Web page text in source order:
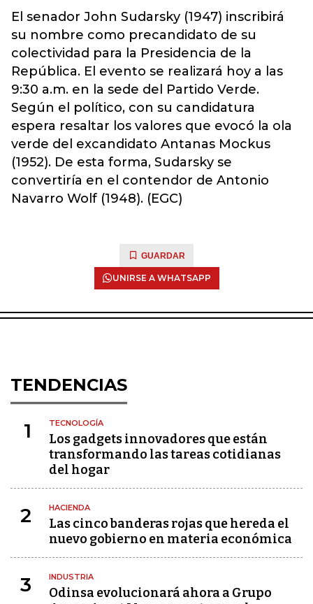
El senador John Sudarsky (1947) inscribirá
su nombre como precandidato de su
colectividad para la Presidencia de la
República. El evento se realizará hoy a las
9:30 a.m. en la sede del Partido Verde.
Según el político, con su candidatura
espera resaltar los valores que evocó la ola
verde del excandidato Antanas Mockus
(1952). De esta forma, Sudarsky se
convertiría en el contendor de Antonio
Navarro Wolf (1948). (EGC)
GUARDAR
UNIRSE A WHATSAPP
TENDENCIAS
1 TECNOLOGÍA
Los gadgets innovadores que están
transformando las tareas cotidianas
del hogar
2 HACIENDA
Las cinco banderas rojas que hereda el
nuevo gobierno en materia económica
3 INDUSTRIA
Odinsa evolucionará ahora a Grupo